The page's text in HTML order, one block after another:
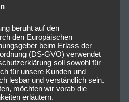
beruht auf den
den Europäischen
beim Erlass der
(DS-GVO) verwendet
soll sowohl für
für unsere Kunden und
lesbar und verständlich sein.
möchten wir vorab die
erläutern.